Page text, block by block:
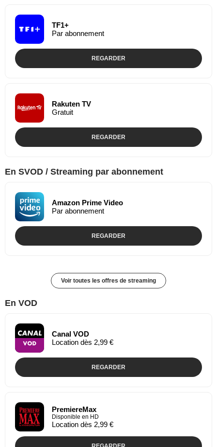
TF1+
Par abonnement
REGARDER
Rakuten TV
Gratuit
REGARDER
En SVOD / Streaming par abonnement
Amazon Prime Video
Par abonnement
REGARDER
Voir toutes les offres de streaming
En VOD
Canal VOD
Location dès 2,99 €
REGARDER
PremiereMax
Disponible en HD
Location dès 2,99 €